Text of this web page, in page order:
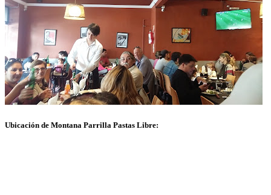
Ubicación de Montana Parrilla Pastas Libre: